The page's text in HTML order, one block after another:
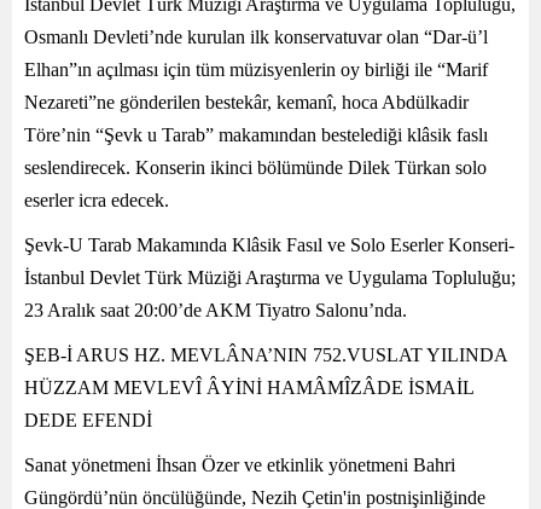
Osmanlı Devleti’nde kurulan ilk konservatuvar olan “Dar-ü’l
Elhan”ın açılması için tüm müzisyenlerin oy birliği ile “Marif
Nezareti”ne gönderilen bestekâr, kemanî, hoca Abdülkadir
Töre’nin “Şevk u Tarab” makamından bestelediği klâsik faslı
seslendirecek. Konserin ikinci bölümünde Dilek Türkan solo
eserler icra edecek.
Şevk-U Tarab Makamında Klâsik Fasıl ve Solo Eserler Konseri-
İstanbul Devlet Türk Müziği Araştırma ve Uygulama Topluluğu;
23 Aralık saat 20:00’de AKM Tiyatro Salonu’nda.
ŞEB-İ ARUS HZ. MEVLÂNA’NIN 752.VUSLAT YILINDA
HÜZZAM MEVLEVÎ ÂYİNİ HAMÂMÎZÂDE İSMAİL
DEDE EFENDİ
Sanat yönetmeni İhsan Özer ve etkinlik yönetmeni Bahri
Güngördü’nün öncülüğünde, Nezih Çetin'in postnişinliğinde